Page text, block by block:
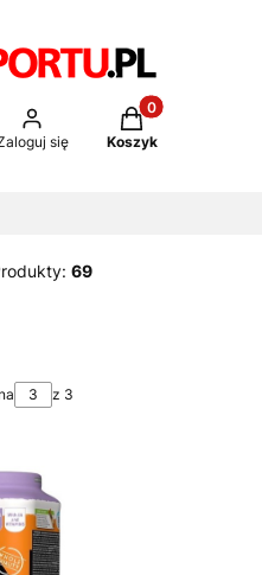
się
Produkty w
Koszyk
69
produkty
z 3